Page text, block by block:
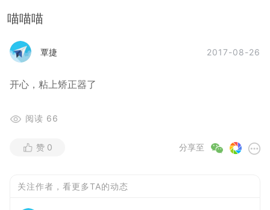
喵喵喵
覃捷 2017-08-26
开心，粘上矫正器了
阅读 66
分享至
赞 0
关注作者，看更多TA的动态